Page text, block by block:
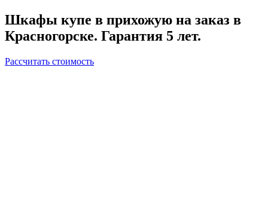
Шкафы купе в прихожую на заказ в
Красногорске. Гарантия 5 лет.
Рассчитать стоимость